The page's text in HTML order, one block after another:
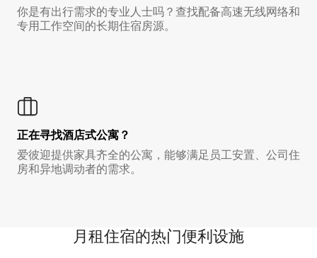
你是有出行需求的专业人士吗？查找配备高速无线网络和
专用工作空间的长期住宿房源。
正在寻找酒店式公寓？
爱彼迎提供家具齐全的公寓，能够满足员工安置、公司住
房和异地调动者的需求。
月租住宿的热门便利设施